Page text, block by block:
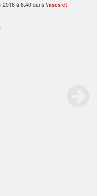
2016 à 8:40 dansVases et